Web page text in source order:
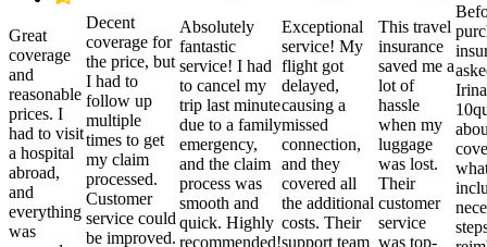
Great
coverage
and
reasonable
prices. I
had to visit
a hospital
abroad,
and
everything
was
Decent
coverage for
the price, but
I had to
follow up
multiple
times to get
my claim
processed.
Customer
service could
be improved.
Absolutely
fantastic
service! I had
to cancel my
trip last minute
due to a family
emergency,
and the claim
process was
smooth and
quick. Highly
recommended!
Exceptional
service! My
flight got
delayed,
causing a
missed
connection,
and they
covered all
the additional
costs. Their
support team
This travel
insurance
saved me a
lot of
hassle
when my
luggage
was lost.
Their
customer
service
was top-